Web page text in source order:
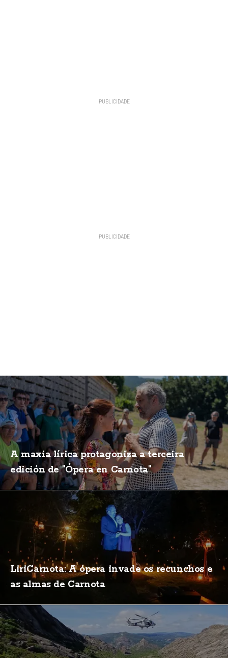
A maxia lírica protagoniza a terceira
edición de "Ópera en Carnota"
LiriCarnota: A ópera invade os recunchos e
as almas de Carnota